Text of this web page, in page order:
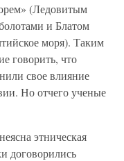
(Ледовитым
и Блатом
моря). Таким
говорить, что
свое влияние
Но отчего ученые
этническая
договорились